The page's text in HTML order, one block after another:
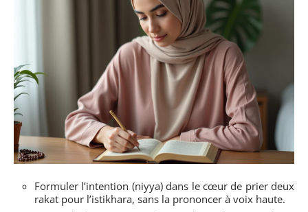
Formuler l’intention (niyya) dans le cœur de prier deux
rakat pour l’istikhara, sans la prononcer à voix haute.